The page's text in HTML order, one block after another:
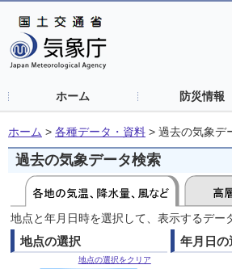
ホーム 防災情報
ホーム > 各種データ・資料 > 過去の気象デ
過去の気象データ検索
地点と年月日時を選択して、表示するデー
地点の選択
地点の選択をクリア
年月日の